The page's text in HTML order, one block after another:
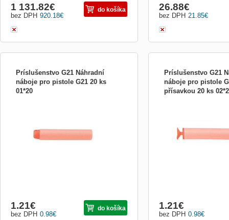
920.18€
bez DPH
1 131.82€ do košíka
21.85€
bez DPH
26.88€
Príslušenstvo G21 Náhradní
náboje pro pistole G21 20 ks
01*20
0.98€
bez DPH
1.21€ do košíka
Príslušenstvo G21
náboje pro pistole
přísavkou 20 ks
0.98€
bez DPH
1.21€